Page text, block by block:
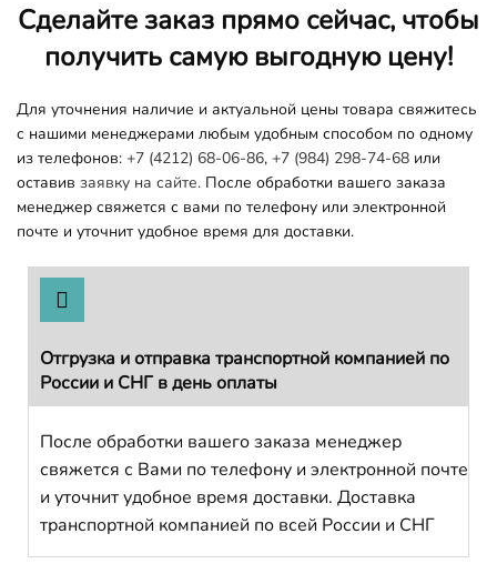
Сделайте заказ прямо сейчас, чтобы
получить самую выгодную цену!
Для уточнения наличие и актуальной цены товара свяжитесь
с нашими менеджерами любым удобным способом по одному
из телефонов: +7 (4212) 68-06-86, +7 (984) 298-74-68 или
оставив заявку на сайте. После обработки вашего заказа
менеджер свяжется с вами по телефону или электронной
почте и уточнит удобное время для доставки.
Отгрузка и отправка транспортной компанией по
России и СНГ в день оплаты
После обработки вашего заказа менеджер
свяжется с Вами по телефону и электронной почте
и уточнит удобное время доставки. Доставка
транспортной компанией по всей России и СНГ